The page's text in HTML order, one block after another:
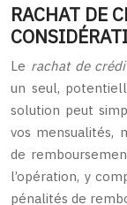
RACHAT DE
Le rachat de
un seul,
solution peut
vos mensualités,
de
l’opération, y
pénalités de